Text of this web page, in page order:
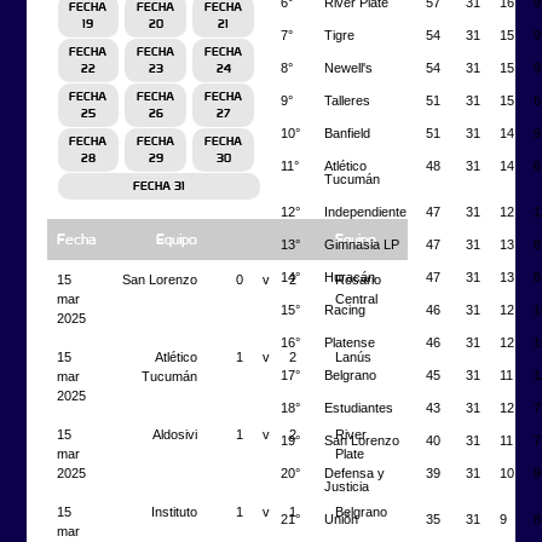
FECHA
19
FECHA
20
FECHA
21
FECHA
22
FECHA
23
FECHA
24
FECHA
25
FECHA
26
FECHA
27
FECHA
28
FECHA
29
FECHA
30
FECHA 31
Fecha Equipo Equipo
15
mar
2025
San Lorenzo 0 v 2
Rosario
Central
15
mar
2025
Atlético
Tucumán
1 v 2 Lanús
15
mar
2025
Aldosivi 1 v 2
River
Plate
15
mar
Instituto 1 v 1 Belgrano
7° Tigre 54 31 15 9
8° Newell's 54 31 15 9
9° Talleres 51 31 15 6
10° Banfield 51 31 14 9
11°
Atlético
Tucumán
48 31 14 6
12° Independiente 47 31 12
13° Gimnasia LP 47 31 13 8
14° Huracán 47 31 13 8
15° Racing 46 31 12
16° Platense 46 31 12
17° Belgrano 45 31 11
18° Estudiantes 43 31 12 7
19° San Lorenzo 40 31 11 7
20°
Defensa y
Justicia
39 31 10 9
21° Unión 35 31 9 8